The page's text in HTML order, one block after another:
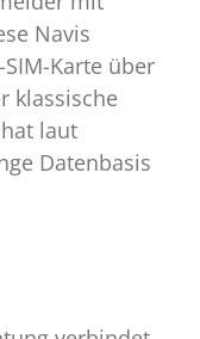
Navis
Karte über
klassische
laut
Datenbasis